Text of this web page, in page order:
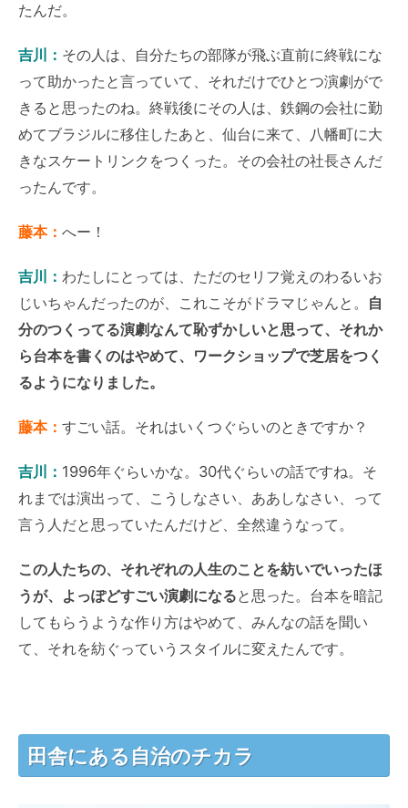
たんだ。
吉川： その人は、自分たちの部隊が飛ぶ直前に終戦にな
って助かったと言っていて、それだけでひとつ演劇がで
きると思ったのね。終戦後にその人は、鉄鋼の会社に勤
めてブラジルに移住したあと、仙台に来て、八幡町に大
きなスケートリンクをつくった。その会社の社長さんだ
ったんです。
藤本： へー！
吉川： わたしにとっては、ただのセリフ覚えのわるいお
じいちゃんだったのが、これこそがドラマじゃんと。 自
分のつくってる演劇なんて恥ずかしいと思って、それか
ら台本を書くのはやめて、ワークショップで芝居をつく
るようになりました。
藤本： すごい話。それはいくつぐらいのときですか？
吉川： 1996年ぐらいかな。30代ぐらいの話ですね。そ
れまでは演出って、こうしなさい、ああしなさい、って
言う人だと思っていたんだけど、全然違うなって。
この人たちの、それぞれの人生のことを紡いでいったほ
うが、よっぽどすごい演劇になると思った。台本を暗記
してもらうような作り方はやめて、みんなの話を聞い
て、それを紡ぐっていうスタイルに変えたんです。
田舎にある自治のチカラ